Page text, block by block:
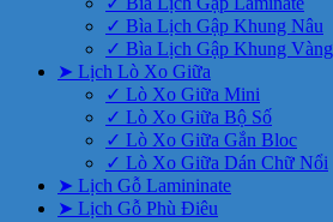
✓ Bìa Lịch Gập Khung Nâu
✓ Bìa Lịch Gập Khung Vàng
➤ Lịch Lò Xo Giữa
✓ Lò Xo Giữa Mini
✓ Lò Xo Giữa Bộ Số
✓ Lò Xo Giữa Gắn Bloc
✓ Lò Xo Giữa Dán Chữ Nổi
➤ Lịch Gỗ Lamininate
➤ Lịch Gỗ Phù Điêu